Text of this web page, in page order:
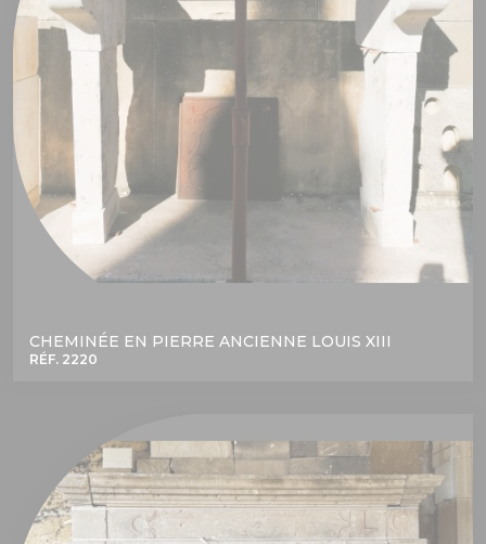
CHEMINÉE EN PIERRE ANCIENNE LOUIS XIII
RÉF. 2220